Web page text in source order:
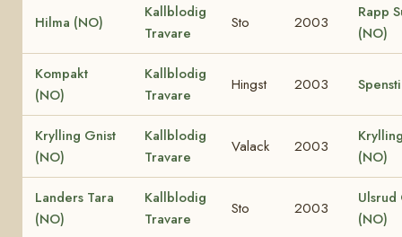
Hilma (NO)
Kallblodig
Travare
Sto 2003
Rapp
(NO)
Kompakt
(NO)
Kallblodig
Travare
Hingst 2003
Krylling Gnist
(NO)
Kallblodig
Travare
Valack 2003
(NO)
Landers Tara
(NO)
Kallblodig
Travare
Sto 2003
(NO)